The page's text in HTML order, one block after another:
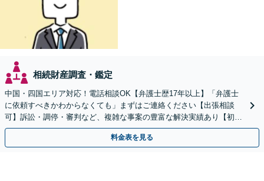
相続財産調査・鑑定
中国・四国エリア対応！電話相談OK【弁護士歴17年以上】「弁護士
に依頼すべきかわからなくても」まずはご連絡ください【出張相談
可】訴訟・調停・審判など、複雑な事案の豊富な解決実績あり【初回
相談無料】初回面談のみで解決できるケースもあります
料金表を見る